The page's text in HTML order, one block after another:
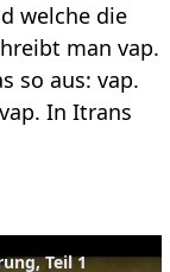
welche die
man vap.
so aus: vap.
In Itrans
Teil 1